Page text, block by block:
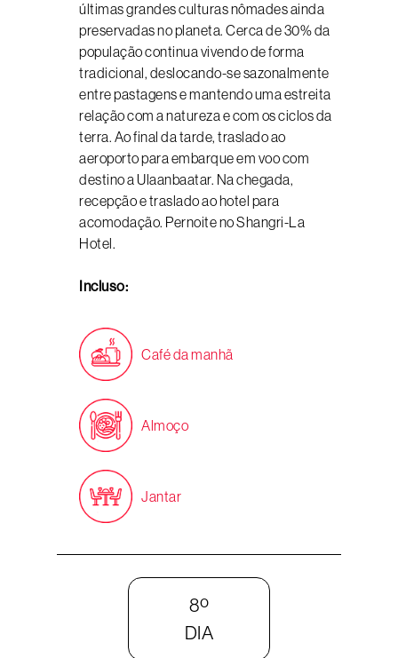
últimas grandes culturas nômades ainda
preservadas no planeta. Cerca de 30% da
população continua vivendo de forma
tradicional, deslocando-se sazonalmente
entre pastagens e mantendo uma estreita
relação com a natureza e com os ciclos da
terra. Ao final da tarde, traslado ao
aeroporto para embarque em voo com
destino a Ulaanbaatar. Na chegada,
recepção e traslado ao hotel para
acomodação. Pernoite no Shangri-La
Hotel.
Incluso:
Café da manhã
Almoço
Jantar
8º
DIA